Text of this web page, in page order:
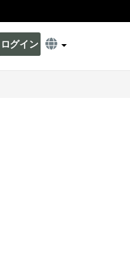
ログイン